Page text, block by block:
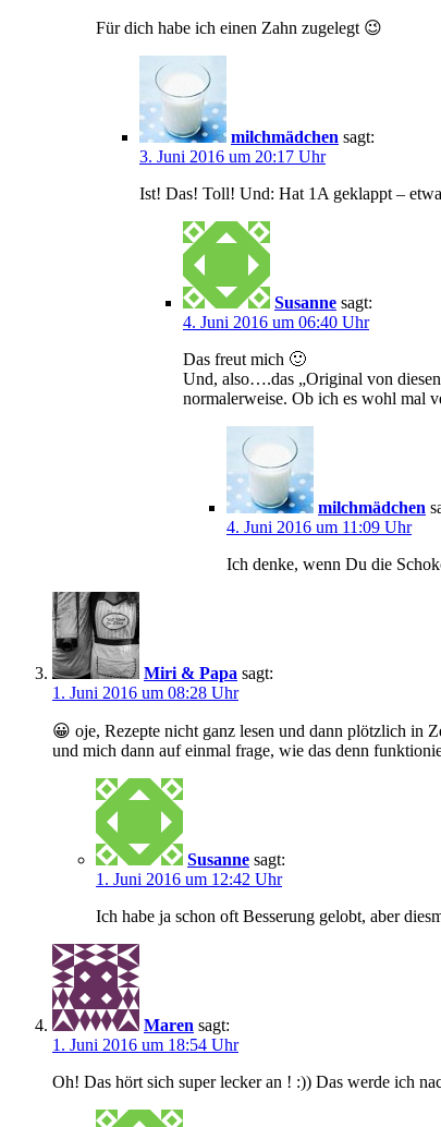
Für dich habe ich einen Zahn zugelegt 😉
milchmädchen sagt:
3. Juni 2016 um 20:17 Uhr
Ist! Das! Toll! Und: Hat 1A geklappt –
Susanne sagt:
4. Juni 2016 um 06:40 Uhr
Das freut mich 🙂
Und, also….das „Original von
normalerweise. Ob ich es wohl mal
milchmädchen
4. Juni 2016 um 11:09 Uhr
Ich denke, wenn Du die
Miri & Papa sagt:
1. Juni 2016 um 08:28 Uhr
😀 oje, Rezepte nicht ganz lesen und dann plötzlich in
und mich dann auf einmal frage, wie das denn
Susanne sagt:
1. Juni 2016 um 12:42 Uhr
Ich habe ja schon oft Besserung gelobt, aber
Maren sagt:
1. Juni 2016 um 18:54 Uhr
Oh! Das hört sich super lecker an ! :)) Das werde ich